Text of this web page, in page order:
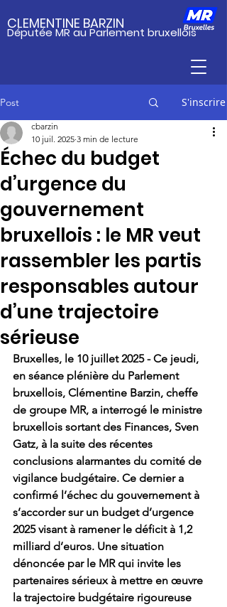
Députée MR au Parlement bruxellois
CLEMENTINE BARZIN
Post S'inscrire
Échec du budget
d’urgence du
gouvernement
bruxellois : le MR veut
rassembler les partis
responsables autour
d’une trajectoire
sérieuse
cbarzin
10 juil. 2025 3 min de lecture
Bruxelles, le 10 juillet 2025 - Ce jeudi,
en séance plénière du Parlement
bruxellois, Clémentine Barzin, cheffe
de groupe MR, a interrogé le ministre
bruxellois sortant des Finances, Sven
Gatz, à la suite des récentes
conclusions alarmantes du comité de
vigilance budgétaire. Ce dernier a
confirmé l’échec du gouvernement à
s’accorder sur un budget d’urgence
2025 visant à ramener le déficit à 1,2
milliard d’euros. Une situation
dénoncée par le MR qui invite les
partenaires sérieux à mettre en œuvre
la trajectoire budgétaire rigoureuse